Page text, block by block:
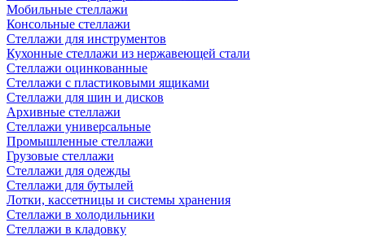
Мобильные стеллажи
Консольные стеллажи
Стеллажи для инструментов
Кухонные стеллажи из нержавеющей стали
Стеллажи оцинкованные
Стеллажи с пластиковыми ящиками
Стеллажи для шин и дисков
Архивные стеллажи
Стеллажи универсальные
Промышленные стеллажи
Грузовые стеллажи
Стеллажи для одежды
Стеллажи для бутылей
Лотки, кассетницы и системы хранения
Стеллажи в холодильники
Стеллажи в кладовку